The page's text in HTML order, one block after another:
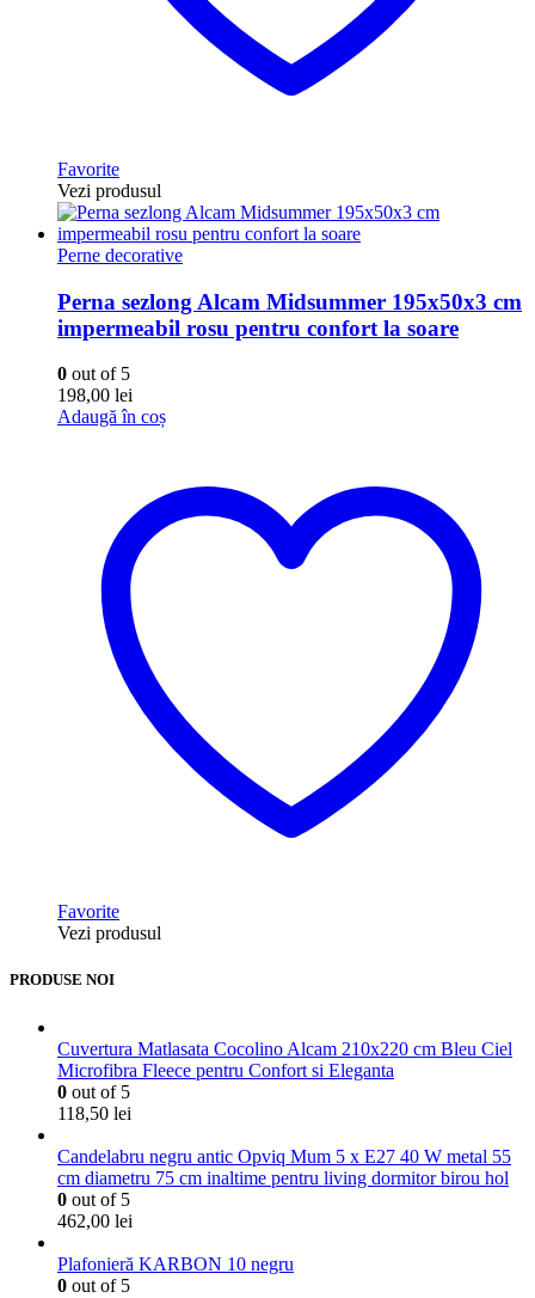
Favorite
Vezi produsul
Perne decorative
Perna sezlong Alcam Midsummer 195x50x3 cm
impermeabil rosu pentru confort la soare
0 out of 5
198,00 lei
Adaugă în coș
Favorite
Vezi produsul
PRODUSE NOI
Cuvertura Matlasata Cocolino Alcam 210x220 cm Bleu Ciel
Microfibra Fleece pentru Confort si Eleganta
0 out of 5
118,50 lei
Candelabru negru antic Opviq Mum 5 x E27 40 W metal 55
cm diametru 75 cm inaltime pentru living dormitor birou hol
0 out of 5
462,00 lei
Plafonieră KARBON 10 negru
0 out of 5